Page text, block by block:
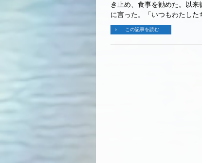
き止め、食事を勧めた。以
に言った。「いつもわたした
この記事を読む